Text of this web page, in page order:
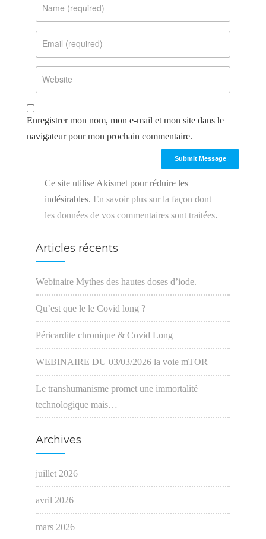
Enregistrer mon nom, mon e-mail et mon site dans le
navigateur pour mon prochain commentaire.
Ce site utilise Akismet pour réduire les
indésirables. En savoir plus sur la façon dont
les données de vos commentaires sont traitées.
Articles récents
Webinaire Mythes des hautes doses d’iode.
Qu’est que le le Covid long ?
Péricardite chronique & Covid Long
WEBINAIRE DU 03/03/2026 la voie mTOR
Le transhumanisme promet une immortalité
technologique mais…
Archives
juillet 2026
avril 2026
mars 2026